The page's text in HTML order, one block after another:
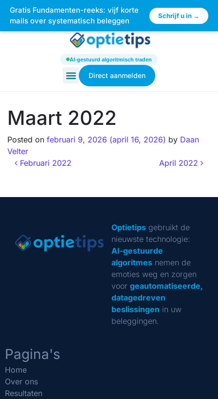
AI-gestuurd algoritmisch traden
Direct aanmelden
Maart 2022
Posted on februari 9, 2026 (april 16, 2026) by Daan
Velter
Februari 2022
April 2022
Optietipsgebruikt de
nieuwste technologie:
AI-gestuurde
algoritmesnemen de
emoties weg en zorgen
voor geautomatiseerde,
datagedreven
beslissingen in uw
beleggingen.
Pagina's
Home
Over ons
Resultaten
Gratis Fundamenten-reeks: vijf korte
mails over systematisch beleggen
Schrijf u in → ×